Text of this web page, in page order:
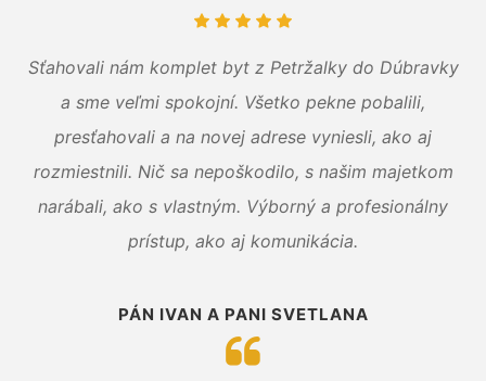
Sťahovali nám komplet byt z Petržalky do Dúbravky
a sme veľmi spokojní. Všetko pekne pobalili,
presťahovali a na novej adrese vyniesli, ako aj
rozmiestnili. Nič sa nepoškodilo, s našim majetkom
narábali, ako s vlastným. Výborný a profesionálny
prístup, ako aj komunikácia.
PÁN IVAN A PANI SVETLANA